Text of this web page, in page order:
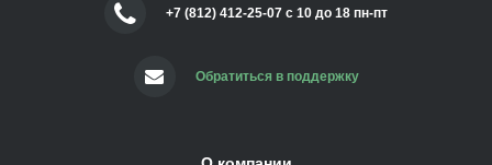
+7 (812) 412-25-07 c 10 до 18 пн-пт
Обратиться в поддержку